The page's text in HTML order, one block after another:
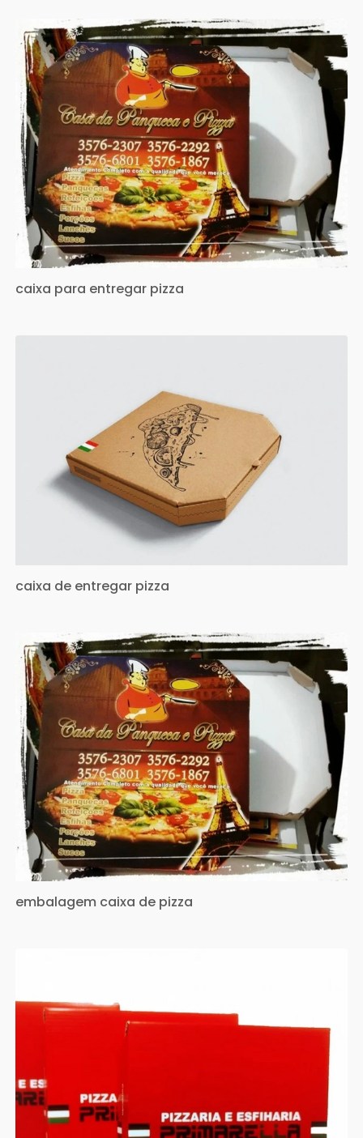
caixa para entregar pizza
caixa de entregar pizza
embalagem caixa de pizza